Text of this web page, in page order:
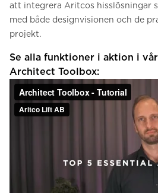
att integrera Aritcos hisslösningar
med både designvisionen och de
projekt.
Se alla funktioner i aktion i
Architect Toolbox: